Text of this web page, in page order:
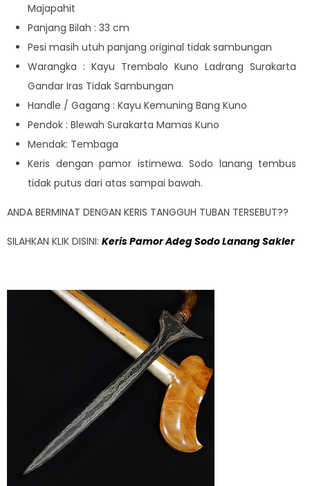
Majapahit
Panjang Bilah : 33 cm
Pesi masih utuh panjang original tidak sambungan
Warangka : Kayu Trembalo Kuno Ladrang Surakarta
Gandar Iras Tidak Sambungan
Handle / Gagang : Kayu Kemuning Bang Kuno
Pendok : Blewah Surakarta Mamas Kuno
Mendak: Tembaga
Keris dengan pamor istimewa. Sodo lanang tembus
tidak putus dari atas sampai bawah.
ANDA BERMINAT DENGAN KERIS TANGGUH TUBAN TERSEBUT??
SILAHKAN KLIK DISINI: Keris Pamor Adeg Sodo Lanang Sakler